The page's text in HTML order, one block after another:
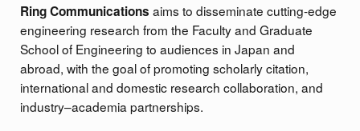
Ring Communications aims to disseminate cutting-edge
engineering research from the Faculty and Graduate
School of Engineering to audiences in Japan and
abroad, with the goal of promoting scholarly citation,
international and domestic research collaboration, and
industry–academia partnerships.